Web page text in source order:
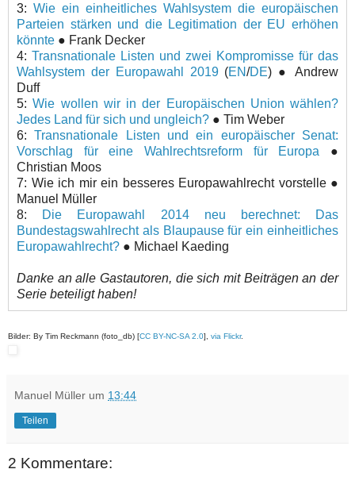
3: Wie ein einheitliches Wahlsystem die europäischen
Parteien stärken und die Legitimation der EU erhöhen
könnte ● Frank Decker
4: Transnationale Listen und zwei Kompromisse für das
Wahlsystem der Europawahl 2019 (EN/DE) ● Andrew
Duff
5:Wie wollen wir in der Europäischen Union wählen?
Jedes Land für sich und ungleich? ● Tim Weber
6:Transnationale Listen und ein europäischer Senat:
Vorschlag für eine Wahlrechtsreform für Europa ●
Christian Moos
7: Wie ich mir ein besseres Europawahlrecht vorstelle ●
Manuel Müller
8:
Die Europawahl 2014 neu berechnet: Das
Bundestagswahlrecht als Blaupause für ein einheitliches
Europawahlrecht? ● Michael Kaeding
Danke an alle Gastautoren, die sich mit Beiträgen an der
Serie beteiligt haben!
Bilder: By Tim Reckmann (foto_db) [CC BY-NC-SA 2.0], via Flickr.
Manuel Müller um 13:44
Teilen
2 Kommentare: